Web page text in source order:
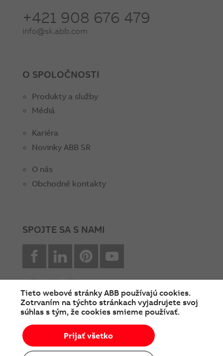
+421 908 676 479
info@sk.abb.com
O SPOLOČNOSTI
Produkty a služby
Médiá
Kariéra
Novinky ABB SR
O nás
Obchodné kontakty
SPOJTE SA S NAMI
facebookLinkedin Pinterest
© Copyright 2026 ABB
Podmienky používania
Cookies a ochrana súkromia
Tieto webové stránky ABB používajú cookies.
Zotrvaním na týchto stránkach vyjadrujete svoj
súhlas s tým, že cookies smieme používať.
Prijať všetko